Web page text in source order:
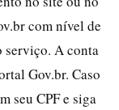
com nível de
serviço. A conta
Gov.br. Caso
seu CPF e siga